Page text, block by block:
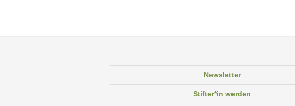
Newsletter
Stifter*in werden